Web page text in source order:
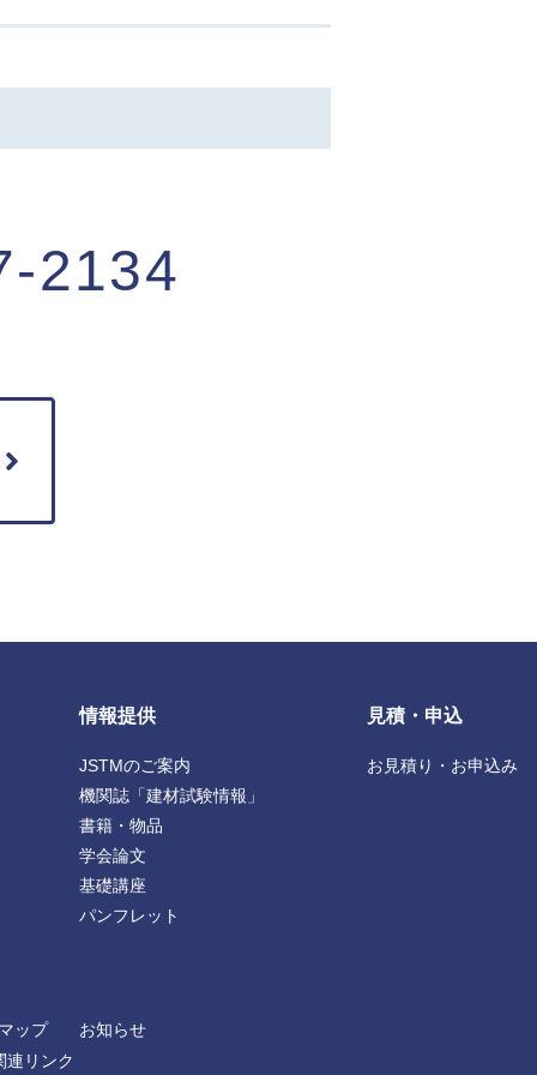
2134
情報提供
JSTMのご案内
機関誌「建材試験情報」
書籍・物品
学会論文
基礎講座
パンフレット
見積・申込
お見積り・お申込み
ップ
お知らせ
連リンク